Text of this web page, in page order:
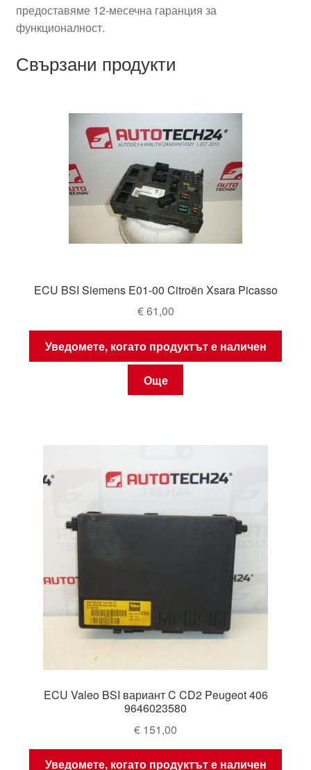
предоставяме 12-месечна гаранция за
функционалност.
Свързани продукти
ECU BSI Siemens E01-00 Citroën Xsara Picasso
€61,00
Уведомете, когато продуктът е наличен
Още
ECU Valeo BSI вариант C CD2 Peugeot 406
9646023580
€ 151,00
Уведомете, когато продуктът е наличен